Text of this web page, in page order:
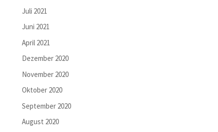
Juli 2021
Juni 2021
April 2021
Dezember 2020
November 2020
Oktober 2020
September 2020
August 2020